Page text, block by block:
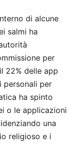
di alcune
salmi ha
per
22% delle app
personali per
ha spinto
o le applicazioni
una
religioso e i